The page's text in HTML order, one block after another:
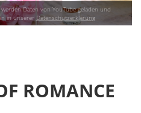
werden Daten von YouTube geladen und
in unserer Datenschutzerklärung
ROMANCE